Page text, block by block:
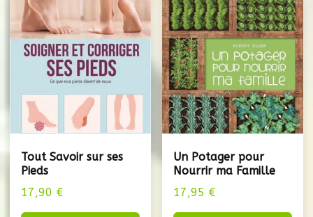
Tout Savoir sur ses
Pieds
17,90 €
Un Potager pour
Nourrir ma Famille
17,95 €